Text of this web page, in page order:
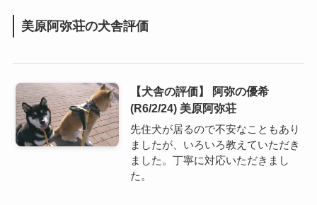
美原阿弥荘の犬舎評価
【犬舎の評価】 阿弥の優希
(R6/2/24) 美原阿弥荘
先住犬が居るので不安なこともあり
ましたが、いろいろ教えていただき
ました。丁寧に対応いただきまし
た。